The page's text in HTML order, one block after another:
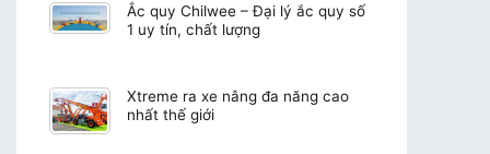
Ắc quy Chilwee – Đại lý ắc quy số
1 uy tín, chất lượng
Xtreme ra xe nâng đa năng cao
nhất thế giới